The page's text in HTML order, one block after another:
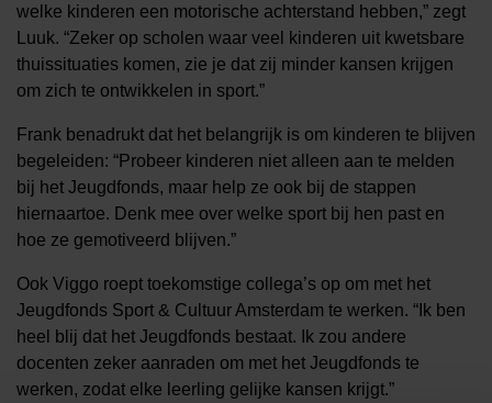
welke kinderen een motorische achterstand hebben,” zegt
Luuk. “Zeker op scholen waar veel kinderen uit kwetsbare
thuissituaties komen, zie je dat zij minder kansen krijgen
om zich te ontwikkelen in sport.”
Frank benadrukt dat het belangrijk is om kinderen te blijven
begeleiden: “Probeer kinderen niet alleen aan te melden
bij het Jeugdfonds, maar help ze ook bij de stappen
hiernaartoe. Denk mee over welke sport bij hen past en
hoe ze gemotiveerd blijven.”
Ook Viggo roept toekomstige collega’s op om met het
Jeugdfonds Sport & Cultuur Amsterdam te werken. “Ik ben
heel blij dat het Jeugdfonds bestaat. Ik zou andere
docenten zeker aanraden om met het Jeugdfonds te
werken, zodat elke leerling gelijke kansen krijgt.”